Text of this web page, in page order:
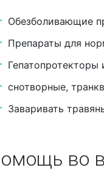
Обезболивающие
Препараты для
Гепатопротекторы
снотворные,
Заваривать
во